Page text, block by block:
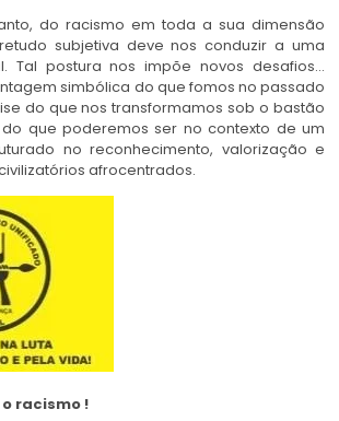
do racismo em toda a sua dimensão
subjetiva deve nos conduzir a uma
Tal postura nos impõe novos desafios…
simbólica do que fomos no passado
do que nos transformamos sob o bastão
que poderemos ser no contexto de um
no reconhecimento, valorização e
afrocentrados.
racismo !